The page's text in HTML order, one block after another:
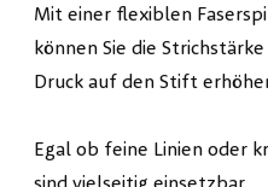
Mit einer flexiblen
können Sie die
Druck auf den Stift
Egal ob feine Linien oder